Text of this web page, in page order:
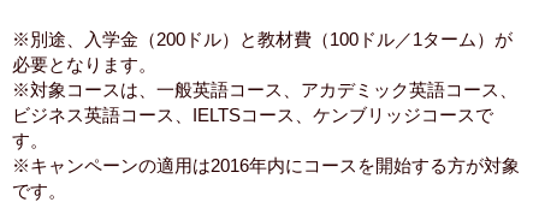
※別途、入学金（200ドル）と教材費（100ドル／1ターム）が
必要となります。
※対象コースは、一般英語コース、アカデミック英語コース、
ビジネス英語コース、IELTSコース、ケンブリッジコースで
す。
※キャンペーンの適用は2016年内にコースを開始する方が対象
です。